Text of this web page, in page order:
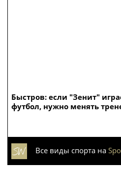
Быстров: если "Зенит"
футбол, нужно менять
Все виды спорта на